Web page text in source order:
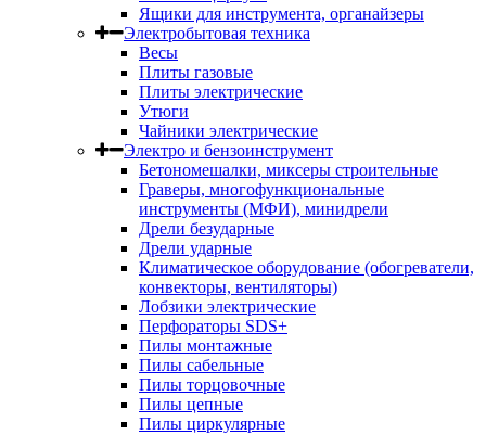
Ящики для инструмента, органайзеры
Электробытовая техника
Весы
Плиты газовые
Плиты электрические
Утюги
Чайники электрические
Электро и бензоинструмент
Бетономешалки, миксеры строительные
Граверы, многофункциональные
инструменты (МФИ), минидрели
Дрели безударные
Дрели ударные
Климатическое оборудование (обогреватели,
конвекторы, вентиляторы)
Лобзики электрические
Перфораторы SDS+
Пилы монтажные
Пилы сабельные
Пилы торцовочные
Пилы цепные
Пилы циркулярные